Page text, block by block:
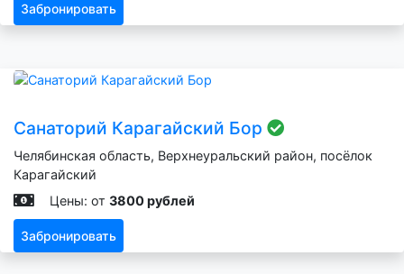
Забронировать
Санаторий Карагайский Бор
Челябинская область, Верхнеуральский район, посёлок
Карагайский
Цены: от 3800 рублей
Забронировать